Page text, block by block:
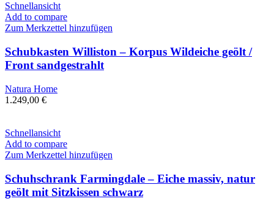
Schnellansicht
Add to compare
Zum Merkzettel hinzufügen
Schubkasten Williston – Korpus Wildeiche geölt /
Front sandgestrahlt
Natura Home
1.249,00 €
Schnellansicht
Add to compare
Zum Merkzettel hinzufügen
Schuhschrank Farmingdale – Eiche massiv, natur
geölt mit Sitzkissen schwarz